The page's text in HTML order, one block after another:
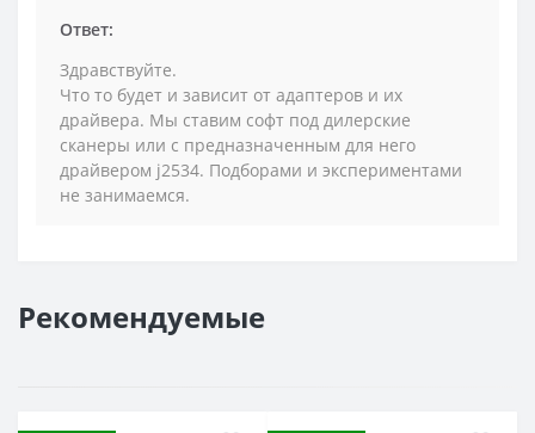
Ответ:
Здравствуйте.
Что то будет и зависит от адаптеров и их
драйвера. Мы ставим софт под дилерские
сканеры или с предназначенным для него
драйвером j2534. Подборами и экспериментами
не занимаемся.
Рекомендуемые